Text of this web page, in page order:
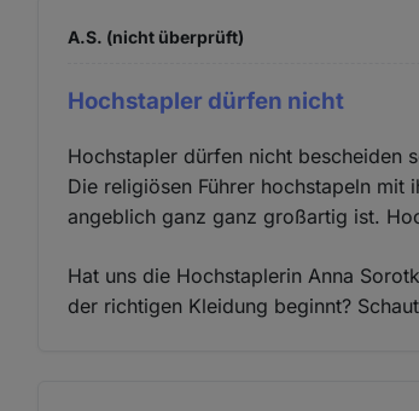
A.S. (nicht überprüft)
Hochstapler dürfen nicht
Hochstapler dürfen nicht bescheiden
Die religiösen Führer hochstapeln mit
angeblich ganz ganz großartig ist.
Hat uns die Hochstaplerin Anna
der richtigen Kleidung beginnt?